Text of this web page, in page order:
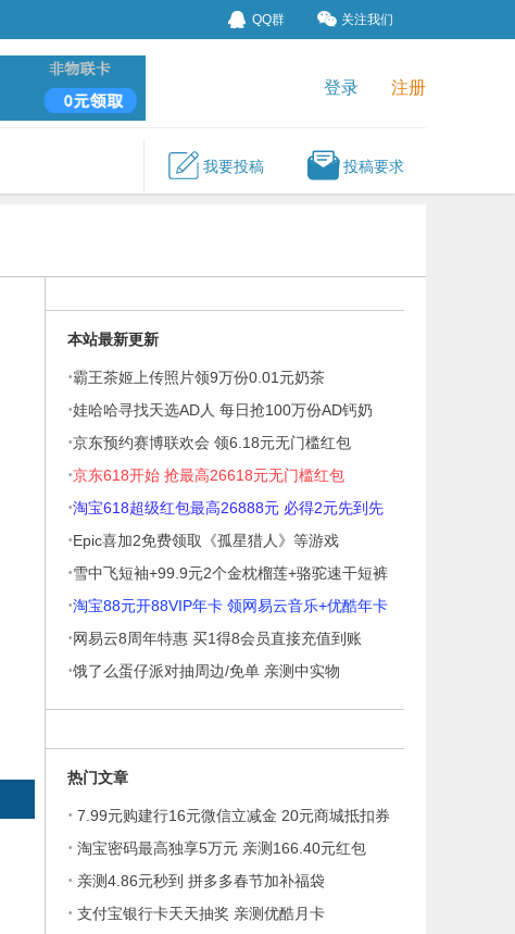
QQ群 关注我们
登录 注册
我要投稿 投稿要求
本站最新更新
·霸王茶姬上传照片领9万份0.01元奶茶
·娃哈哈寻找天选AD人 每日抢100万份AD钙奶
·京东预约赛博联欢会 领6.18元无门槛红包
·京东618开始 抢最高26618元无门槛红包
·淘宝618超级红包最高26888元 必得2元先到先
得
·Epic喜加2免费领取《孤星猎人》等游戏
·雪中飞短袖+99.9元2个金枕榴莲+骆驼速干短裤
·淘宝88元开88VIP年卡 领网易云音乐+优酷年卡
等权益
·网易云8周年特惠 买1得8会员直接充值到账
·饿了么蛋仔派对抽周边/免单 亲测中实物
热门文章
· 7.99元购建行16元微信立减金 20元商城抵扣券
· 淘宝密码最高独享5万元 亲测166.40元红包
· 亲测4.86元秒到 拼多多春节加补福袋
· 支付宝银行卡天天抽奖 亲测优酷月卡